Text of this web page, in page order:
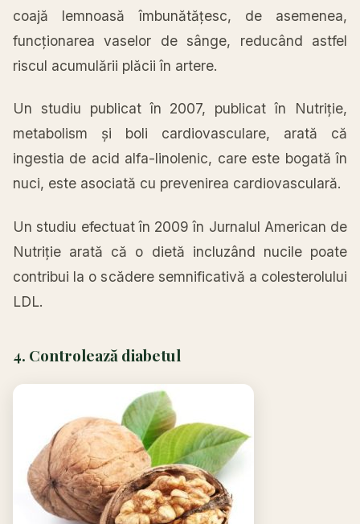
coajă lemnoasă îmbunătățesc, de asemenea,
funcționarea vaselor de sânge, reducând astfel
riscul acumulării plăcii în artere.
Un studiu publicat în 2007, publicat în Nutriție,
metabolism și boli cardiovasculare, arată că
ingestia de acid alfa-linolenic, care este bogată în
nuci, este asociată cu prevenirea cardiovasculară.
Un studiu efectuat în 2009 în Jurnalul American de
Nutriție arată că o dietă incluzând nucile poate
contribui la o scădere semnificativă a colesterolului
LDL.
4. Controlează diabetul